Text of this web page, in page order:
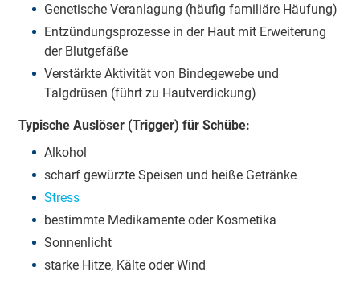
Genetische Veranlagung (häufig familiäre Häufung)
Entzündungsprozesse in der Haut mit Erweiterung
der Blutgefäße
Verstärkte Aktivität von Bindegewebe und
Talgdrüsen (führt zu Hautverdickung)
Typische Auslöser (Trigger) für Schübe:
Alkohol
scharf gewürzte Speisen und heiße Getränke
Stress
bestimmte Medikamente oder Kosmetika
Sonnenlicht
starke Hitze, Kälte oder Wind